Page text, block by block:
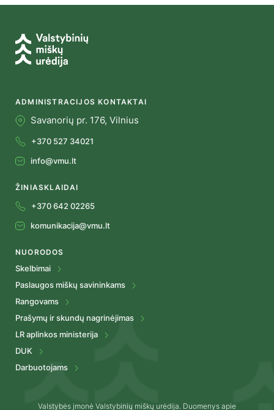
ADMINISTRACIJOS KONTAKTAI
Savanorių pr. 176, Vilnius
+370 527 34021
info@vmu.lt
ŽINIASKLAIDAI
+370 642 02265
komunikacija@vmu.lt
NUORODOS
Skelbimai
Paslaugos miškų savininkams
Rangovams
Prašymų ir skundų nagrinėjimas
LR aplinkos ministerija
DUK
Darbuotojams
Valstybės įmonė Valstybinių miškų urėdija. Duomenys apie